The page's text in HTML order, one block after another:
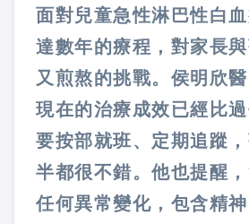
面對兒童急性淋巴性白
達數年的療程，對家長
又煎熬的挑戰。侯明欣醫
現在的治療成效已經比
要按部就班、定期追蹤
半都很不錯。他也提醒
任何異常變化，包含精